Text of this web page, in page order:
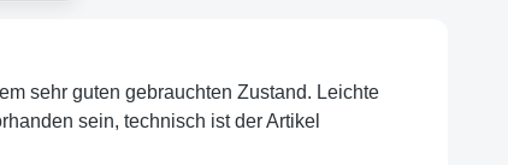
sehr guten gebrauchten Zustand. Leichte
sein, technisch ist der Artikel